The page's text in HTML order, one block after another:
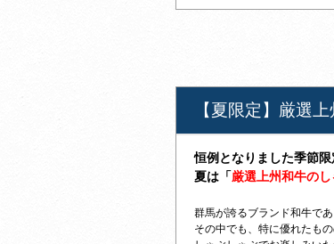
【夏限定】厳選
恒例となりました季節
夏は「厳選上州和牛の
群馬が誇るブランド和牛であ
その中でも、特に優れたも